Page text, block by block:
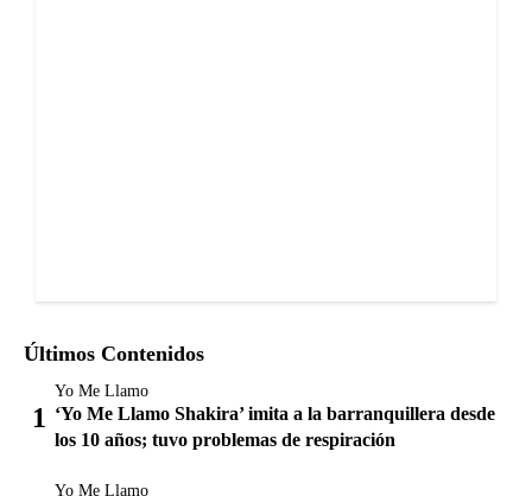
Últimos Contenidos
Yo Me Llamo
‘Yo Me Llamo Shakira’ imita a la barranquillera desde
los 10 años; tuvo problemas de respiración
Yo Me Llamo